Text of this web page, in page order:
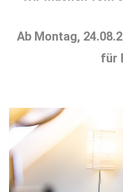
Ab Montag,
für